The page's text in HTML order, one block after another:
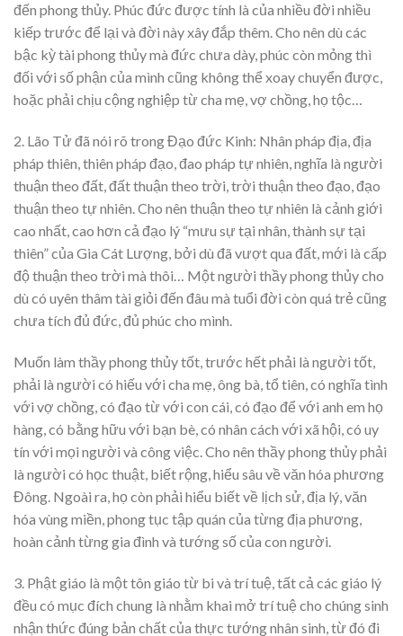
đến phong thủy. Phúc đức được tính là của nhiều đời nhiều
kiếp trước để lại và đời này xây đắp thêm. Cho nên dù các
bậc kỳ tài phong thủy mà đức chưa dày, phúc còn mỏng thì
đối với số phận của mình cũng không thể xoay chuyển được,
hoặc phải chịu cộng nghiệp từ cha mẹ, vợ chồng, họ tộc…
2. Lão Tử đã nói rõ trong Đạo đức Kinh: Nhân pháp địa, địa
pháp thiên, thiên pháp đạo, đao pháp tự nhiên, nghĩa là người
thuận theo đất, đất thuận theo trời, trời thuận theo đạo, đạo
thuận theo tự nhiên. Cho nên thuận theo tự nhiên là cảnh giới
cao nhất, cao hơn cả đạo lý “mưu sự tại nhân, thành sự tại
thiên” của Gia Cát Lượng, bởi dù đã vượt qua đất, mới là cấp
độ thuận theo trời mà thôi… Một người thầy phong thủy cho
dù có uyên thâm tài giỏi đến đâu mà tuổi đời còn quá trẻ cũng
chưa tích đủ đức, đủ phúc cho mình.
Muốn làm thầy phong thủy tốt, trước hết phải là người tốt,
phải là người có hiếu với cha mẹ, ông bà, tổ tiên, có nghĩa tình
với vợ chồng, có đạo từ với con cái, có đạo để với anh em họ
hàng, có bằng hữu với bạn bè, có nhân cách với xã hội, có uy
tín với mọi người và công việc. Cho nên thầy phong thủy phải
là người có học thuật, biết rộng, hiểu sâu về văn hóa phương
Đông. Ngoài ra, họ còn phải hiểu biết về lịch sử, địa lý, văn
hóa vùng miền, phong tục tập quán của từng địa phương,
hoàn cảnh từng gia đình và tướng số của con người.
3. Phật giáo là một tôn giáo từ bi và trí tuệ, tất cả các giáo lý
đều có mục đích chung là nhằm khai mở trí tuệ cho chúng sinh
nhận thức đúng bản chất của thực tướng nhân sinh, từ đó đi